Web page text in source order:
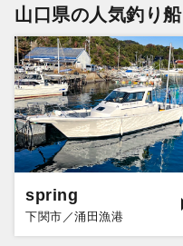
山口県の人気釣り船
spring
下関市／涌田漁港